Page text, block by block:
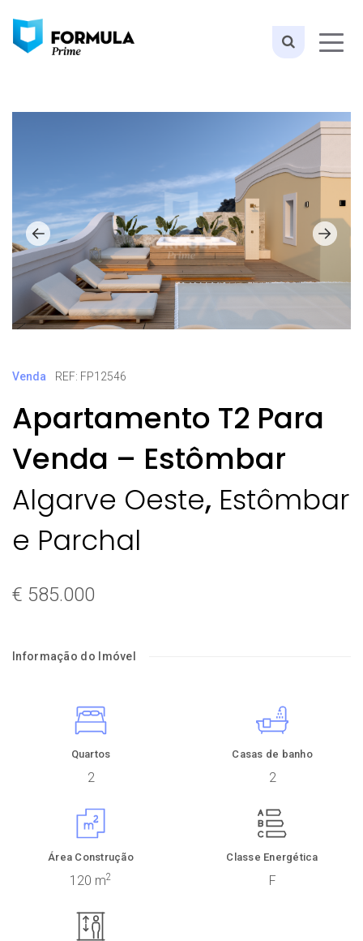
Venda REF: FP12546
Apartamento T2 Para
Venda – Estômbar
Algarve Oeste, Estômbar
e Parchal
€ 585.000
Informação do Imóvel
Quartos
2
Casas de banho
2
Área Construção
120 m2
Classe Energética
F